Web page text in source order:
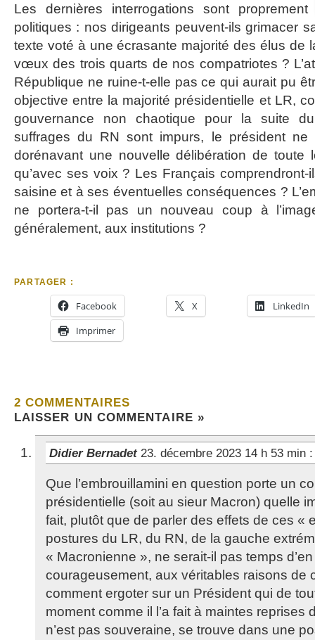
Les dernières interrogations sont proprement
politiques : nos dirigeants peuvent-ils grimacer
texte voté à une écrasante majorité des élus de
vœux des trois quarts de nos compatriotes ?
République ne ruine-t-elle pas ce qui aurait pu
objective entre la majorité présidentielle et LR,
gouvernance non chaotique pour la suite
suffrages du RN sont impurs, le président ne
dorénavant une nouvelle délibération de toute
qu’avec ses voix ? Les Français
saisine et à ses éventuelles conséquences ?
ne portera-t-il pas un nouveau coup à
généralement, aux institutions ?
PARTAGER :
Facebook X
LinkedIn
Imprimer
2 COMMENTAIRES
LAISSER UN COMMENTAIRE »
Didier Bernadet 23. décembre 2023 14 h 53 min :
Que l’embrouillamini en question porte un
présidentielle (soit au sieur Macron) quelle
fait, plutôt que de parler des effets de ces «
postures du LR, du RN, de la gauche
« Macronienne », ne serait-il pas temps
courageusement, aux véritables raisons de
comment ergoter sur un Président qui de
moment comme il l’a fait à maintes reprises
n’est pas souveraine, se trouve dans une